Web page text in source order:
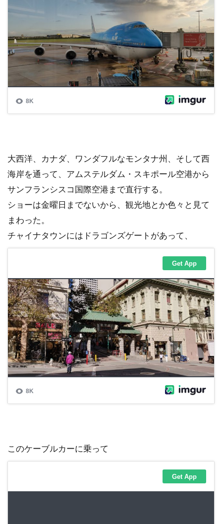
大西洋、カナダ、ワンダフルなモンタナ州、そして西
海岸を通って、アムステルダム・スキポール空港から
サンフランシスコ国際空港まで直行する。
ショーは金曜日までないから、観光地とか色々と見て
まわった。
チャイナタウンにはドラゴンズゲートがあって、
このケーブルカーに乗って